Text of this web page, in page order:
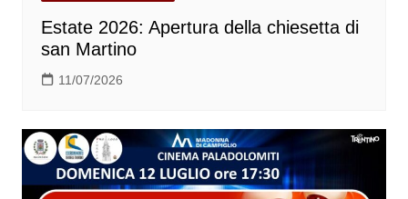
Estate 2026: Apertura della chiesetta di
san Martino
11/07/2026